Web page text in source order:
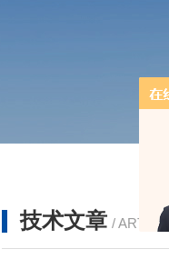
技术文章 / ARTICLE